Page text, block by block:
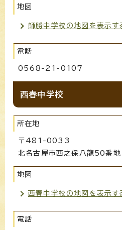
地図
師勝中学校の地図を表示す
電話
0568-21-0107
西春中学校
所在地
〒481-0033
北名古屋市西之保八龍50番地
地図
西春中学校の地図を表示す
電話